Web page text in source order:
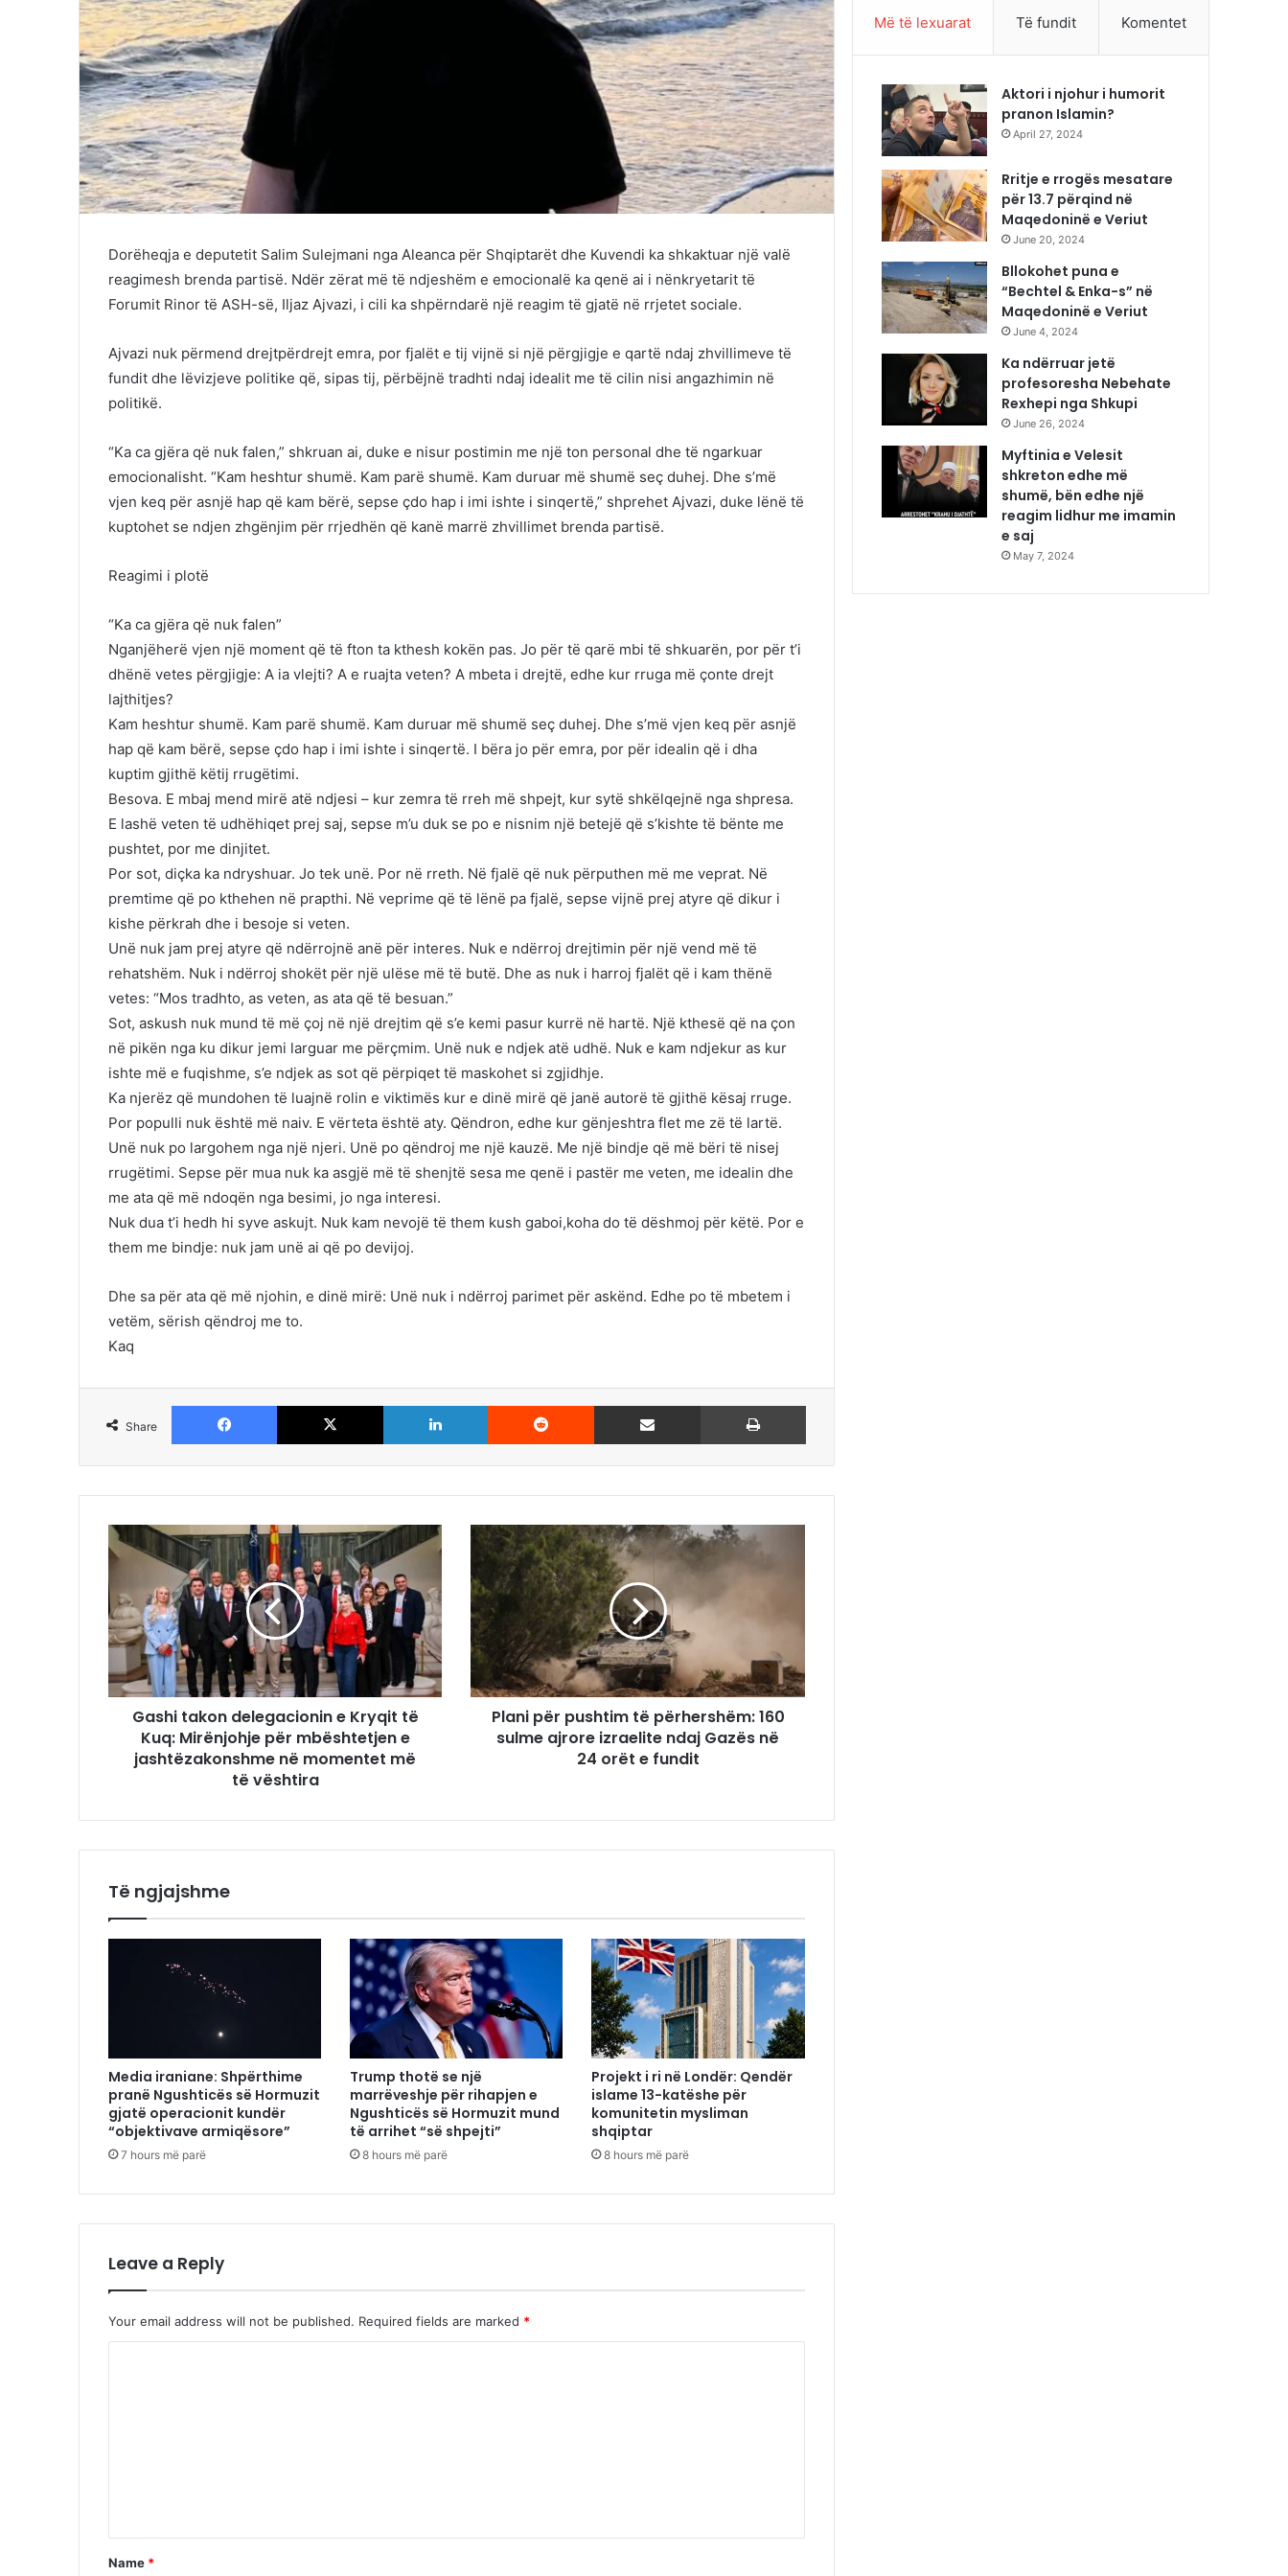
Dorëheqja e deputetit Salim Sulejmani nga Aleanca për Shqiptarët dhe Kuvendi ka shkaktuar një valë
reagimesh brenda partisë. Ndër zërat më të ndjeshëm e emocionalë ka qenë ai i nënkryetarit të
Forumit Rinor të ASH-së, Iljaz Ajvazi, i cili ka shpërndarë një reagim të gjatë në rrjetet sociale.
Ajvazi nuk përmend drejtpërdrejt emra, por fjalët e tij vijnë si një përgjigje e qartë ndaj zhvillimeve të
fundit dhe lëvizjeve politike që, sipas tij, përbëjnë tradhti ndaj idealit me të cilin nisi angazhimin në
politikë.
“Ka ca gjëra që nuk falen,” shkruan ai, duke e nisur postimin me një ton personal dhe të ngarkuar
emocionalisht. “Kam heshtur shumë. Kam parë shumë. Kam duruar më shumë seç duhej. Dhe s’më
vjen keq për asnjë hap që kam bërë, sepse çdo hap i imi ishte i sinqertë,” shprehet Ajvazi, duke lënë të
kuptohet se ndjen zhgënjim për rrjedhën që kanë marrë zhvillimet brenda partisë.
Reagimi i plotë
“Ka ca gjëra që nuk falen”
Nganjëherë vjen një moment që të fton ta kthesh kokën pas. Jo për të qarë mbi të shkuarën, por për t’i
dhënë vetes përgjigje: A ia vlejti? A e ruajta veten? A mbeta i drejtë, edhe kur rruga më çonte drejt
lajthitjes?
Kam heshtur shumë. Kam parë shumë. Kam duruar më shumë seç duhej. Dhe s’më vjen keq për asnjë
hap që kam bërë, sepse çdo hap i imi ishte i sinqertë. I bëra jo për emra, por për idealin që i dha
kuptim gjithë këtij rrugëtimi.
Besova. E mbaj mend mirë atë ndjesi – kur zemra të rreh më shpejt, kur sytë shkëlqejnë nga shpresa.
E lashë veten të udhëhiqet prej saj, sepse m’u duk se po e nisnim një betejë që s’kishte të bënte me
pushtet, por me dinjitet.
Por sot, diçka ka ndryshuar. Jo tek unë. Por në rreth. Në fjalë që nuk përputhen më me veprat. Në
premtime që po kthehen në prapthi. Në veprime që të lënë pa fjalë, sepse vijnë prej atyre që dikur i
kishe përkrah dhe i besoje si veten.
Unë nuk jam prej atyre që ndërrojnë anë për interes. Nuk e ndërroj drejtimin për një vend më të
rehatshëm. Nuk i ndërroj shokët për një ulëse më të butë. Dhe as nuk i harroj fjalët që i kam thënë
vetes: “Mos tradhto, as veten, as ata që të besuan.”
Sot, askush nuk mund të më çoj në një drejtim që s’e kemi pasur kurrë në hartë. Një kthesë që na çon
në pikën nga ku dikur jemi larguar me përçmim. Unë nuk e ndjek atë udhë. Nuk e kam ndjekur as kur
ishte më e fuqishme, s’e ndjek as sot që përpiqet të maskohet si zgjidhje.
Ka njerëz që mundohen të luajnë rolin e viktimës kur e dinë mirë që janë autorë të gjithë kësaj rruge.
Por populli nuk është më naiv. E vërteta është aty. Qëndron, edhe kur gënjeshtra flet me zë të lartë.
Unë nuk po largohem nga një njeri. Unë po qëndroj me një kauzë. Me një bindje që më bëri të nisej
rrugëtimi. Sepse për mua nuk ka asgjë më të shenjtë sesa me qenë i pastër me veten, me idealin dhe
me ata që më ndoqën nga besimi, jo nga interesi.
Nuk dua t’i hedh hi syve askujt. Nuk kam nevojë të them kush gaboi,koha do të dëshmoj për këtë. Por e
them me bindje: nuk jam unë ai që po devijoj.
Dhe sa për ata që më njohin, e dinë mirë: Unë nuk i ndërroj parimet për askënd. Edhe po të mbetem i
vetëm, sërish qëndroj me to.
Kaq
Share
Facebook X LinkedIn Reddit Share via Email
Gashi takon delegacionin e Kryqit të
Kuq: Mirënjohje për mbështetjen e
jashtëzakonshme në momentet më
të vështira
Plani për pushtim të përhershëm: 160
sulme ajrore izraelite ndaj Gazës në
24 orët e fundit
Të ngjajshme
Media iraniane: Shpërthime
pranë Ngushticës së Hormuzit
gjatë operacionit kundër
“objektivave armiqësore”
7 hours më parë
Trump thotë se një
marrëveshje për rihapjen e
Ngushticës së Hormuzit mund
të arrihet “së shpejti”
8 hours më parë
Projekt i ri në Londër: Qendër
islame 13-katëshe për
komunitetin mysliman
shqiptar
8 hours më parë
Leave a Reply
Your email address will not be published. Required fields are marked *
*
Name *
Më të lexuarat Të fundit Komentet
Aktori i njohur i humorit
pranon Islamin?
April 27, 2024
Rritje e rrogës mesatare
për 13.7 përqind në
Maqedoninë e Veriut
June 20, 2024
Bllokohet puna e
“Bechtel & Enka-s” në
Maqedoninë e Veriut
June 4, 2024
Ka ndërruar jetë
profesoresha Nebehate
Rexhepi nga Shkupi
June 26, 2024
Myftinia e Velesit
shkreton edhe më
shumë, bën edhe një
reagim lidhur me imamin
e saj
May 7, 2024